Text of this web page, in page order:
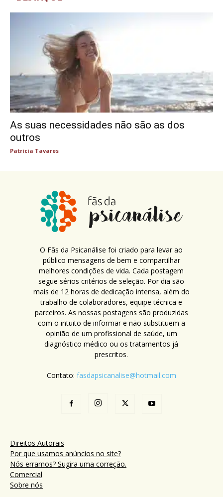
As suas necessidades não são as dos
outros
Patricia Tavares
O Fãs da Psicanálise foi criado para levar ao
público mensagens de bem e compartilhar
melhores condições de vida. Cada postagem
segue sérios critérios de seleção. Por dia são
mais de 12 horas de dedicação intensa, além do
trabalho de colaboradores, equipe técnica e
parceiros. As nossas postagens são produzidas
com o intuito de informar e não substituem a
opinião de um profissional de saúde, um
diagnóstico médico ou os tratamentos já
prescritos.
Contato: fasdapsicanalise@hotmail.com
Direitos Autorais
Por que usamos anúncios no site?
Nós erramos? Sugira uma correção.
Comercial
Sobre nós